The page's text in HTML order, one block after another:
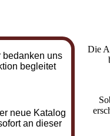
bedanken uns
begleitet
neue Katalog
an dieser
Die